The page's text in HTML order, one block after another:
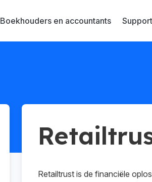
Boekhouders en accountants Support
Retailtrust is de financiële